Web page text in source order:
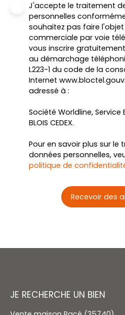
J'accepte le traitement
personnelles
souhaitez pas faire
commerciale par voie
vous inscrire
au démarchage
L223-1 du code de la
Internet
adressé à :
Société Worldline, Service
BLOIS CEDEX.
Pour en savoir plus sur le
données personnelles,
politique de
Recevoir des
JE RECHERCHE UN BIEN